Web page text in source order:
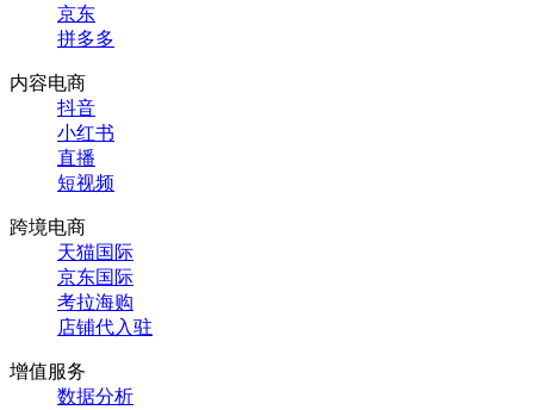
京东
拼多多
内容电商
抖音
小红书
直播
短视频
跨境电商
天猫国际
京东国际
考拉海购
店铺代入驻
增值服务
数据分析